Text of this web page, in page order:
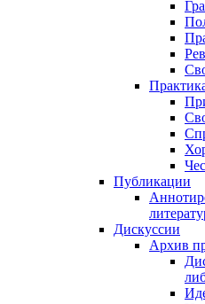
Публикации
Дискуссии
Архив